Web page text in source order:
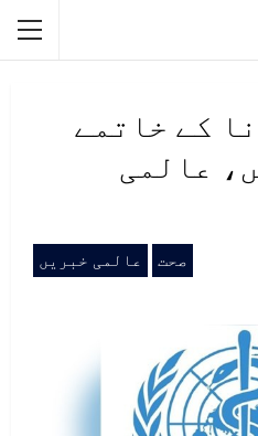
کے خاتمے
عالمی
صحت عالمی خبریں